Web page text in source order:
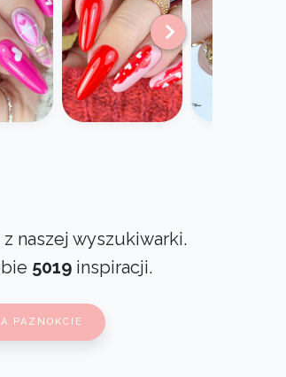
naszej wyszukiwarki.
5019 inspiracji.
PAZNOKCIE